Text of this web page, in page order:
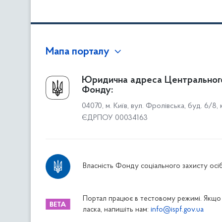
Мапа порталу
Про Фонд
Керівництво
Структура Фонду
Територіальні відділення
Дніпропетровське відділення
Житомирське відділення
Закарпатське відділення
Юридична адреса
Фонду:
04070, м. Київ, вул. Фролівська, буд. 6/8,
ЄДРПОУ 00034163
Власність Фонду соціального захисту осіб
Портал працює в тестовому режимі. Якщо
ласка, напишіть нам: info@ispf.gov.ua